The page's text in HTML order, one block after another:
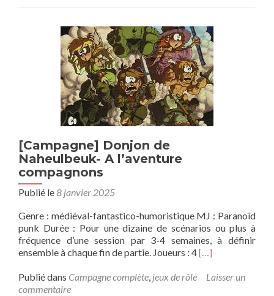
[Campagne] Donjon de
Naheulbeuk- A l’aventure
compagnons
Publié le8 janvier 2025
Genre : médiéval-fantastico-humoristique MJ : Paranoïd
punk Durée : Pour une dizaine de scénarios ou plus à
fréquence d’une session par 3-4 semaines, à définir
ensemble à chaque fin de partie. Joueurs : 4En
plus
[…]
Publié dans Campagne complète, jeux de rôle
Laisser un
commentaire